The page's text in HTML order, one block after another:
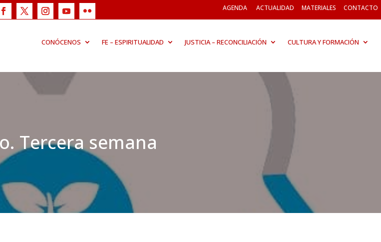
AGENDA ACTUALIDAD MATERIALES CONTACTO
CONÓCENOS FE – ESPIRITUALIDAD JUSTICIA – RECONCILIACIÓN CULTURA Y FORMACIÓN
Tercera semana